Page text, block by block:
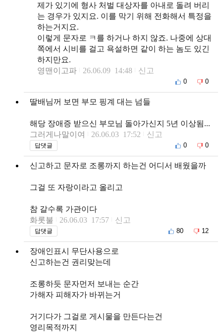
제가 있기에 형사 처벌 대상자를 아내로 돌려 버리
는 경우가 있지요. 이를 막기 위해 전화해서 특정을
하는거지요.
이렇게 문자로 ㅋ를 하거나 하지 않죠. 나중에 상대
쪽에서 시비를 걸고 욕설하면 같이 하는 놈도 있긴
하지만요.
영맨이고파
26.06.09 14:48 신고
0 0
딸배님꺼 보면 부모 핑계 대는 넘들
해당 장애증 받으신 부모님 돌아가신지 5년 이상됨...
그러게나말이여
26.06.03 17:52 신고
답댓글 0 0
신고하고 문자로 조롱까지 하는건 어디서 배웠을까
그걸 또 자랑이라고 올리고
참 갈수록 가관이다
화롯불
26.06.03 17:57 신고
답댓글 80 12
장애인표시 무단사용으로
신고하는건 권리맞는데
조롱하듯 문자먼저 보내는 순간
가해자 피해자가 바뀌는거
거기다가 그걸로 게시물을 만든다는건
영리목적까지